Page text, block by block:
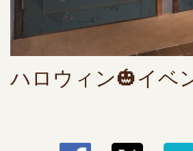
ハロウィン🎃イベ